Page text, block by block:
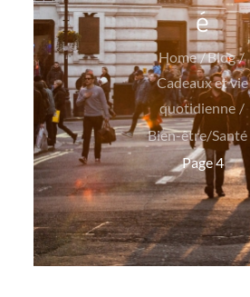
é
Home
Blog
Cadeaux et vie
quotidienne
Bien-être/Santé
Page 4